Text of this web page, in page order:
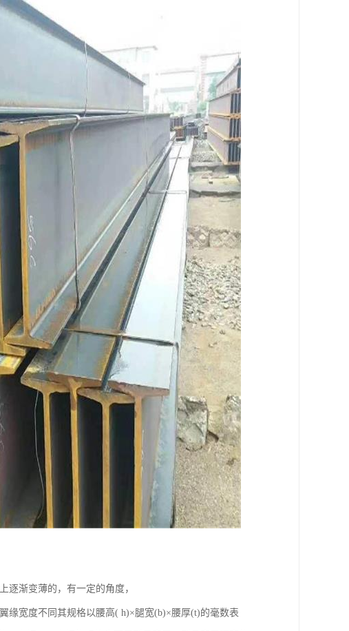
逐渐变薄的，有一定的角度，
宽度不同其规格以腰高( h)×腿宽(b)×腰厚(t)的毫数表